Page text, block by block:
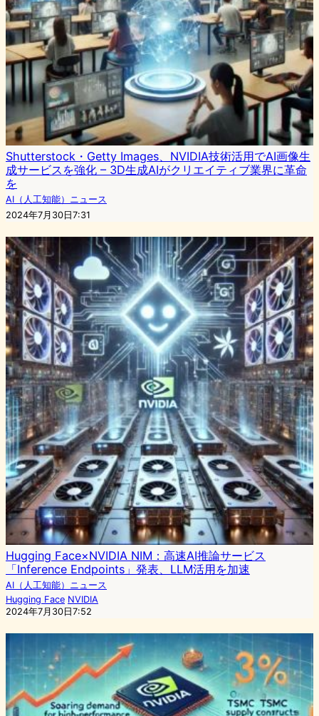
Shutterstock・Getty Images、NVIDIA技術活用でAI画像生
成サービスを強化 – 3D生成AIがクリエイティブ業界に革命
を
AI（人工知能）ニュース
2024年7月30日7:31
Hugging Face×NVIDIA NIM：高速AI推論サービス
「Inference Endpoints」発表、LLM活用を加速
AI（人工知能）ニュース
Hugging Face NVIDIA
2024年7月30日7:52